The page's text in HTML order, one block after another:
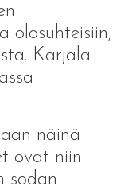
olosuhteisiin,
Karjala
näinä
ovat niin
sodan